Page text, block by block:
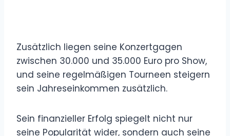
Zusätzlich liegen seine Konzertgagen
zwischen 30.000 und 35.000 Euro pro Show,
und seine regelmäßigen Tourneen steigern
sein Jahreseinkommen zusätzlich.
Sein finanzieller Erfolg spiegelt nicht nur
seine Popularität wider, sondern auch seine